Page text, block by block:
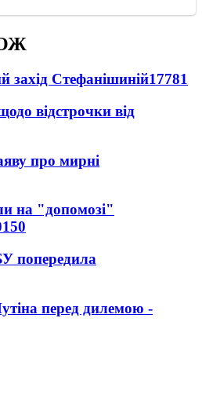
захід Стефанішиній17781
відстрочки від
про мирні
на "допомозі"
попередила
перед дилемою -